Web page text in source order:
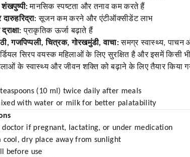
शंखपुष्पी:मानसिक स्पष्टता और तनाव कम करते हैं
सूजन कम करने और एंटीऑक्सीडेंट लाभ
प्राकृतिक ऊर्जा बढ़ाते हैं
गजपिप्पली, चित्रक, गोरखमुंडी, वाचा:समग्र स्वास्थ्य, पाचन
सिरप वयस्क महिलाओं के लिए सुरक्षित है और इसमें किसी
के स्वास्थ्य और जीवन शक्ति को बढ़ाने के लिए तैयार किया
(10 ml) twice daily after meals
with water or milk for better palatability
doctor if pregnant, lactating, or under medication
cool, dry place away from sunlight
before use